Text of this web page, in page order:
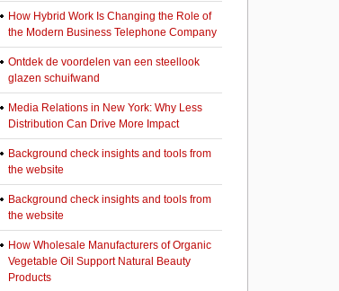
How Hybrid Work Is Changing the Role of
the Modern Business Telephone Company
Ontdek de voordelen van een steellook
glazen schuifwand
Media Relations in New York: Why Less
Distribution Can Drive More Impact
Background check insights and tools from
the website
Background check insights and tools from
the website
How Wholesale Manufacturers of Organic
Vegetable Oil Support Natural Beauty
Products